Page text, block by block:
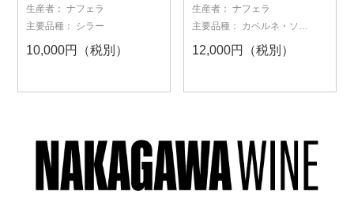
生産者：ナフェラ
主要品種： シラー
10,000円（税別）
生産者：ナフェラ
主要品種： カベルネ・ソー
12,000円（税別）